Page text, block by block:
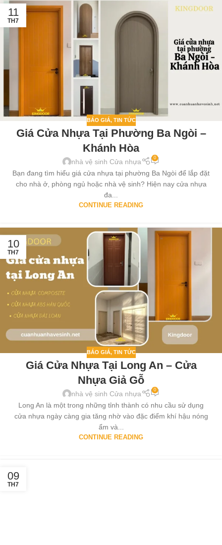
11
TH7
BÁO GIÁ, TIN TỨC
Giá Cửa Nhựa Tại Phường Ba Ngòi –
Khánh Hòa
nhà vệ sinh Cửa nhựa 0
Bạn đang tìm hiểu giá cửa nhựa tại phường Ba Ngòi để lắp đặt
cho nhà ở, phòng ngủ hoặc nhà vệ sinh? Hiện nay cửa nhựa
đa...
CONTINUE READING
10
TH7
BÁO GIÁ, TIN TỨC
Giá Cửa Nhựa Tại Long An – Cửa
Nhựa Giả Gỗ
nhà vệ sinh Cửa nhựa 0
Long An là một trong những tỉnh thành có nhu cầu sử dụng
cửa nhựa ngày càng gia tăng nhờ vào đặc điểm khí hậu nóng
ẩm và...
CONTINUE READING
09
TH7